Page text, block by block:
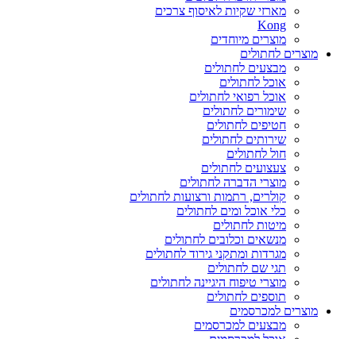
מארזי שקיות לאיסוף צרכים
Kong
מוצרים מיוחדים
מוצרים לחתולים
מבצעים לחתולים
אוכל לחתולים
אוכל רפואי לחתולים
שימורים לחתולים
חטיפים לחתולים
שירותים לחתולים
חול לחתולים
צעצועים לחתולים
מוצרי הדברה לחתולים
קולרים, רתמות ורצועות לחתולים
כלי אוכל ומים לחתולים
מיטות לחתולים
מנשאים וכלובים לחתולים
מגרדות ומתקני גירוד לחתולים
תגי שם לחתולים
מוצרי טיפוח היגיינה לחתולים
תוספים לחתולים
מוצרים למכרסמים
מבצעים למכרסמים